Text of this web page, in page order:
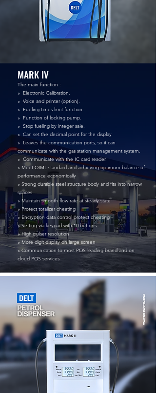
MARK IV
The main function :
» Electronic Calibration.
» Voice and printer (option).
» Fueling times limit function.
» Function of locking pump.
» Stop fueling by integer sale.
» Can set the decimal point for the display
» Leaves the communication ports, so it can
communicate with the gas station management system.
» Communicate with the IC card reader.
» Meet OIML standard and achieving optimum balance of
performance economically
» Strong durable steel structure body and fits into narrow
spaces
» Maintain smooth flow rate at steady state
» Protect totalizer cheating
» Encryption data control protect cheating
» Setting via keypad with 10 buttons
» High pulser resolution
» More digit display on large screen
» Communication to most POS leading brand and on
cloud POS services